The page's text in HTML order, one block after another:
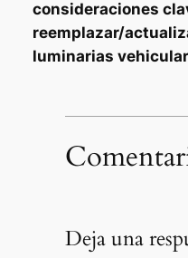
consideraciones
reemplazar/
luminarias
Deja una